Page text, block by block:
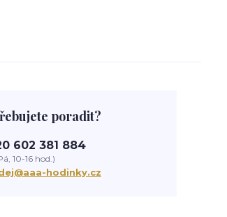
poradit?
602 381 884
10-16 hod.)
hodinky.cz